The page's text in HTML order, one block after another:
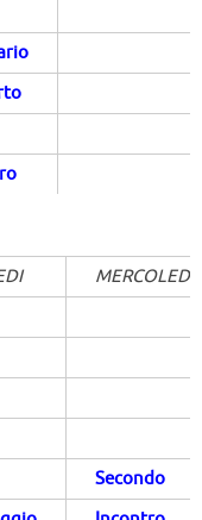
MERCOLEDI
Secondo